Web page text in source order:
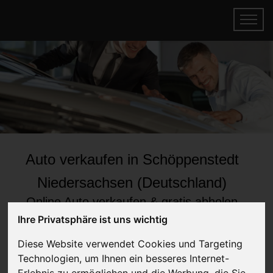
Ihre Privatsphäre ist uns wichtig
Diese Website verwendet Cookies und Targeting
Technologien, um Ihnen ein besseres Internet-
Auto verkaufen in Schöppenstedt
Niedersachsen (Deutschland)
Online Auto verkaufen & gratis abholen
lassen